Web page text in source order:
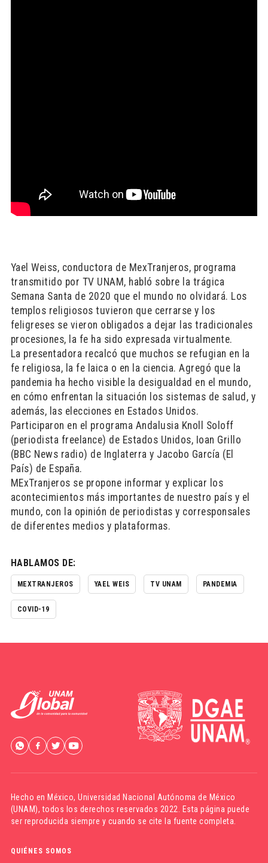
Yael Weiss, conductora de MexTranjeros, programa
transmitido por TV UNAM, habló sobre la trágica
Semana Santa de 2020 que el mundo no olvidará. Los
templos religiosos tuvieron que cerrarse y los
feligreses se vieron obligados a dejar las tradicionales
procesiones, la fe ha sido expresada virtualmente.
La presentadora recalcó que muchos se refugian en la
fe religiosa, la fe laica o en la ciencia. Agregó que la
pandemia ha hecho visible la desigualdad en el mundo,
en cómo enfrentan la situación los sistemas de salud, y
además, las elecciones en Estados Unidos.
Participaron en el programa Andalusia Knoll Soloff
(periodista freelance) de Estados Unidos, Ioan Grillo
(BBC News radio) de Inglaterra y Jacobo García (El
País) de España.
MExTranjeros se propone informar y explicar los
acontecimientos más importantes de nuestro país y el
mundo, con la opinión de periodistas y corresponsales
de diferentes medios y plataformas.
HABLAMOS DE:
MEXTRANJEROS YAEL WEIS TV UNAM PANDEMIA
COVID-19
Hecho en México,Universidad Nacional Autónoma de México
(UNAM), todos los derechos reservados 2022. Esta página puede
ser reproducida siempre y cuando se cite la fuente completa.
QUIÉNES SOMOS